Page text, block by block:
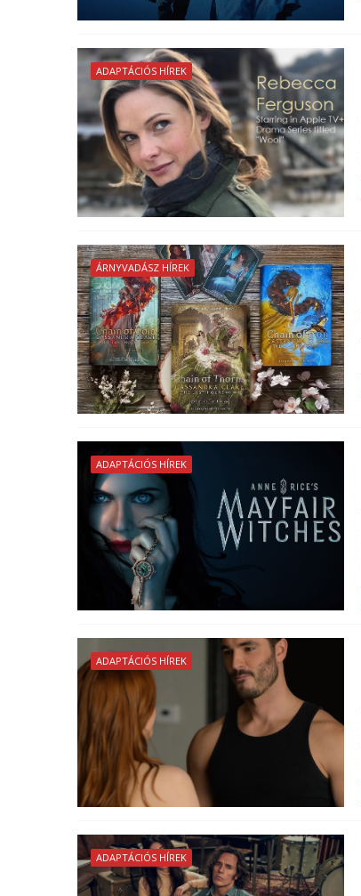
ADAPTÁCIÓS HÍREK
ÁRNYVADÁSZ HÍREK
ADAPTÁCIÓS HÍREK
ADAPTÁCIÓS HÍREK
ADAPTÁCIÓS HÍREK